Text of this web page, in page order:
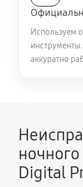
Используем
аккуратно
Digital